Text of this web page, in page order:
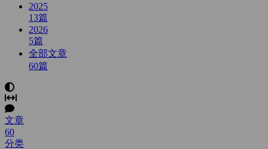
2025
13篇
2026
5篇
全部文章
60篇
文章
60
分类